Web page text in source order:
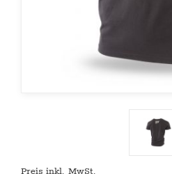
Preis inkl. MwSt.